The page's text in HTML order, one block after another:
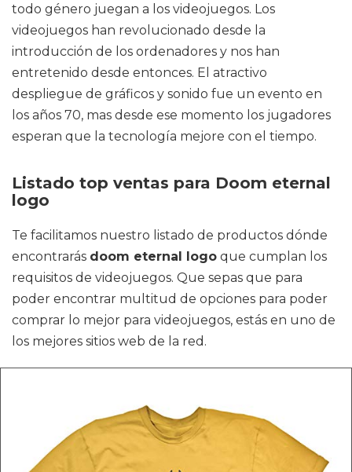
todo género juegan a los videojuegos. Los
videojuegos han revolucionado desde la
introducción de los ordenadores y nos han
entretenido desde entonces. El atractivo
despliegue de gráficos y sonido fue un evento en
los años 70, mas desde ese momento los jugadores
esperan que la tecnología mejore con el tiempo.
Listado top ventas para Doom eternal
logo
Te facilitamos nuestro listado de productos dónde
encontrarás doom eternal logo que cumplan los
requisitos de videojuegos. Que sepas que para
poder encontrar multitud de opciones para poder
comprar lo mejor para videojuegos, estás en uno de
los mejores sitios web de la red.